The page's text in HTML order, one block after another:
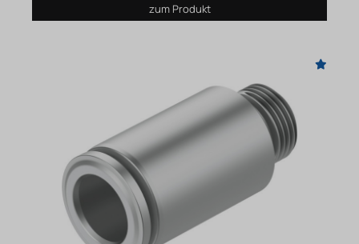
zum Produkt